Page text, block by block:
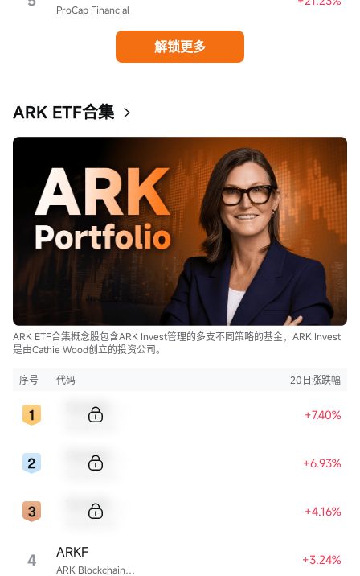
ProCap Financial
解锁更多
ARK ETF合集
ARK ETF合集概念股包含ARK Invest管理的多支不同策略的基金，ARK Invest
是由Cathie Wood创立的投资公司。
序号 代码 20日涨跌幅
+7.40%
+6.93%
+4.16%
4 ARK Blockchain & Fintech Innovation ETF
ARKF +3.24%